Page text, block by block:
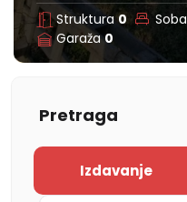
Struktura 0 Soba
Garaža0
Pretraga
Izdavanje